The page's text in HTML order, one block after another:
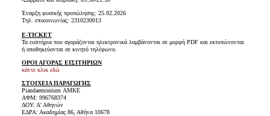
Έναρξη φυσικής προπώλησης: 25.02.2026
Τηλ. επικοινωνίας: 2310230013
E-TICKET
Τα εισιτήρια που αγοράζονται ηλεκτρονικά λαμβάνονται σε μορφή PDF και εκτυπώνονται
ή αποθηκεύονται σε κινητό τηλέφωνο.
ΟΡΟΙ ΑΓΟΡΑΣ ΕΙΣΙΤΗΡΙΩΝ
κάντε κλικ εδώ
ΣΤΟΙΧΕΙΑ ΠΑΡΑΓΩΓΗΣ
Piandaemonium ΑMΚΕ
ΑΦΜ: 996768374
ΔΟΥ: Α' Αθηνών
ΕΔΡΑ: Ακαδημίας 86, Αθήνα 10678